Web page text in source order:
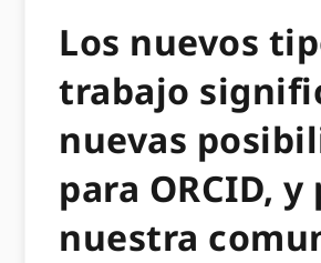
Los nuevos
trabajo
nuevas
para ORCID, y
nuestra